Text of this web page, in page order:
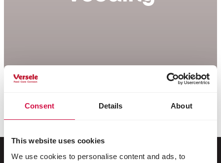
Consent Details About
This website uses cookies
We use cookies to personalise content and ads, to